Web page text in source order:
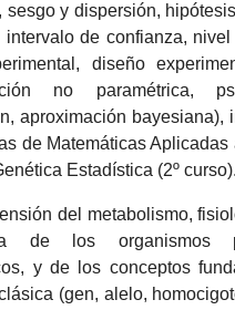
sesgo y dispersión,
intervalo de confianza,
diseño
no paramétrica,
aproximación bayesiana),
de Matemáticas Aplicadas
Estadística (2º curso).
del metabolismo,
de los organismos
y de los conceptos
(gen, alelo,